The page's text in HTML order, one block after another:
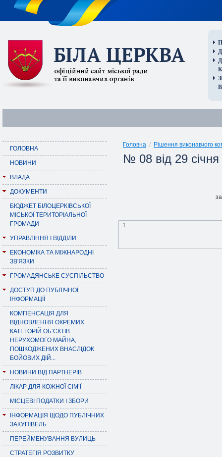
ГОЛОВНА
НОВИНИ
ВЛАДА
ДОКУМЕНТИ
БЮДЖЕТ БІЛОЦЕРКІВСЬКОЇ
МІСЬКОЇ ТЕРИТОРІАЛЬНОЇ
ГРОМАДИ
УПРАВЛІННЯ І ВІДДІЛИ
ЕКОНОМІКА ТА МІЖНАРОДНІ
ЗВ'ЯЗКИ
ГРОМАДЯНСЬКЕ СУСПІЛЬСТВО
ДОСТУП ДО ПУБЛІЧНОЇ
ІНФОРМАЦІЇ
КОМПЕНСАЦІЯ ДЛЯ
ВІДНОВЛЕННЯ ОКРЕМИХ
КАТЕГОРІЙ ОБ’ЄКТІВ
НЕРУХОМОГО МАЙНА,
ПОШКОДЖЕНИХ ВНАСЛІДОК
БОЙОВИХ ДІЙ...
НОВИНИ ВІД ПАРТНЕРІВ
ЛІКАР ДЛЯ КОЖНОЇ СІМ’Ї
МІСЦЕВІ ПОДАТКИ І ЗБОРИ
ІНФОРМАЦІЯ ЩОДО ПУБЛІЧНИХ
ЗАКУПІВЕЛЬ
ПЕРЕЙМЕНУВАННЯ ВУЛИЦЬ
СТРАТЕГІЯ РОЗВИТКУ
Головна / Рішення виконавчого
№ 08 від 29
1.